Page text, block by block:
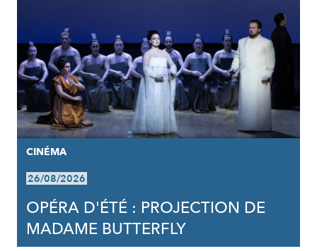
CINÉMA
26/08/2026
OPÉRA D'ÉTÉ : PROJECTION DE
MADAME BUTTERFLY